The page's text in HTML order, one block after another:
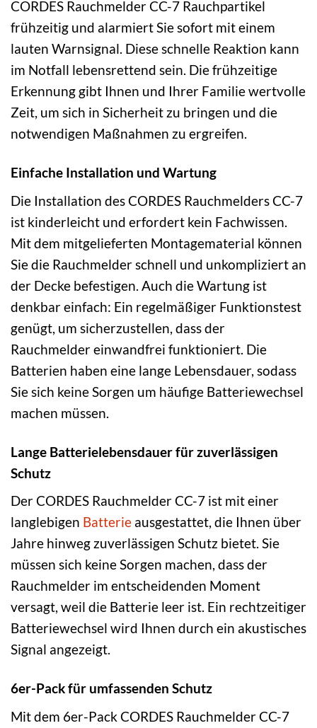
CORDES Rauchmelder CC-7 Rauchpartikel
frühzeitig und alarmiert Sie sofort mit einem
lauten Warnsignal. Diese schnelle Reaktion kann
im Notfall lebensrettend sein. Die frühzeitige
Erkennung gibt Ihnen und Ihrer Familie wertvolle
Zeit, um sich in Sicherheit zu bringen und die
notwendigen Maßnahmen zu ergreifen.
Einfache Installation und Wartung
Die Installation des CORDES Rauchmelders CC-7
ist kinderleicht und erfordert kein Fachwissen.
Mit dem mitgelieferten Montagematerial können
Sie die Rauchmelder schnell und unkompliziert an
der Decke befestigen. Auch die Wartung ist
denkbar einfach: Ein regelmäßiger Funktionstest
genügt, um sicherzustellen, dass der
Rauchmelder einwandfrei funktioniert. Die
Batterien haben eine lange Lebensdauer, sodass
Sie sich keine Sorgen um häufige Batteriewechsel
machen müssen.
Lange Batterielebensdauer für zuverlässigen
Schutz
Der CORDES Rauchmelder CC-7 ist mit einer
langlebigen Batterie ausgestattet, die Ihnen über
Jahre hinweg zuverlässigen Schutz bietet. Sie
müssen sich keine Sorgen machen, dass der
Rauchmelder im entscheidenden Moment
versagt, weil die Batterie leer ist. Ein rechtzeitiger
Batteriewechsel wird Ihnen durch ein akustisches
Signal angezeigt.
6er-Pack für umfassenden Schutz
Mit dem 6er-Pack CORDES Rauchmelder CC-7